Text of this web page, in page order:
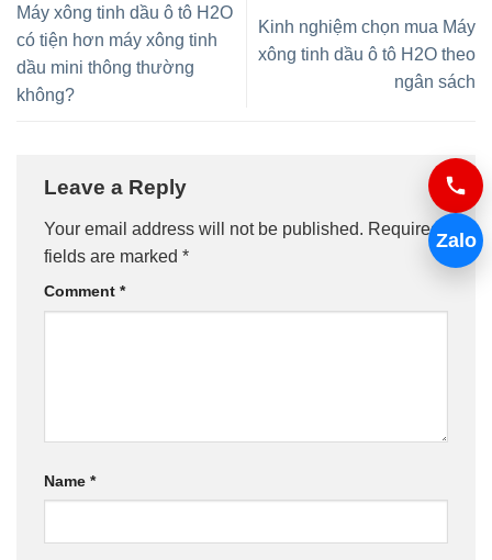
Máy xông tinh dầu ô tô H2O
có tiện hơn máy xông tinh
dầu mini thông thường
không?
Kinh nghiệm chọn mua Máy
xông tinh dầu ô tô H2O theo
ngân sách
Leave a Reply
Your email address will not be published. Required
fields are marked *
Comment *
Name *
Zalo